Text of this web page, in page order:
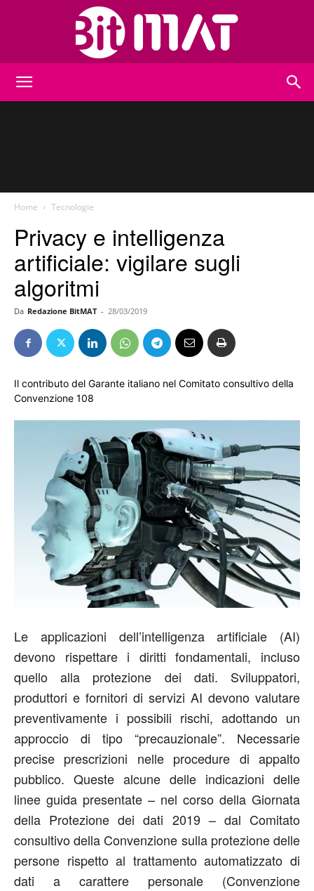
Home Tecnologie
Privacy e intelligenza
artificiale: vigilare sugli
algoritmi
Da Redazione BitMAT - 28/03/2019
Il contributo del Garante italiano nel Comitato consultivo della
Convenzione 108
Le applicazioni dell’intelligenza artificiale (AI)
devono rispettare i diritti fondamentali, incluso
quello alla protezione dei dati. Sviluppatori,
produttori e fornitori di servizi AI devono valutare
preventivamente i possibili rischi, adottando un
approccio di tipo “precauzionale”. Necessarie
precise prescrizioni nelle procedure di appalto
pubblico. Queste alcune delle indicazioni delle
linee guida presentate – nel corso della Giornata
della Protezione dei dati 2019 – dal Comitato
consultivo della Convenzione sulla protezione delle
persone rispetto al trattamento automatizzato di
dati a carattere personale (Convenzione